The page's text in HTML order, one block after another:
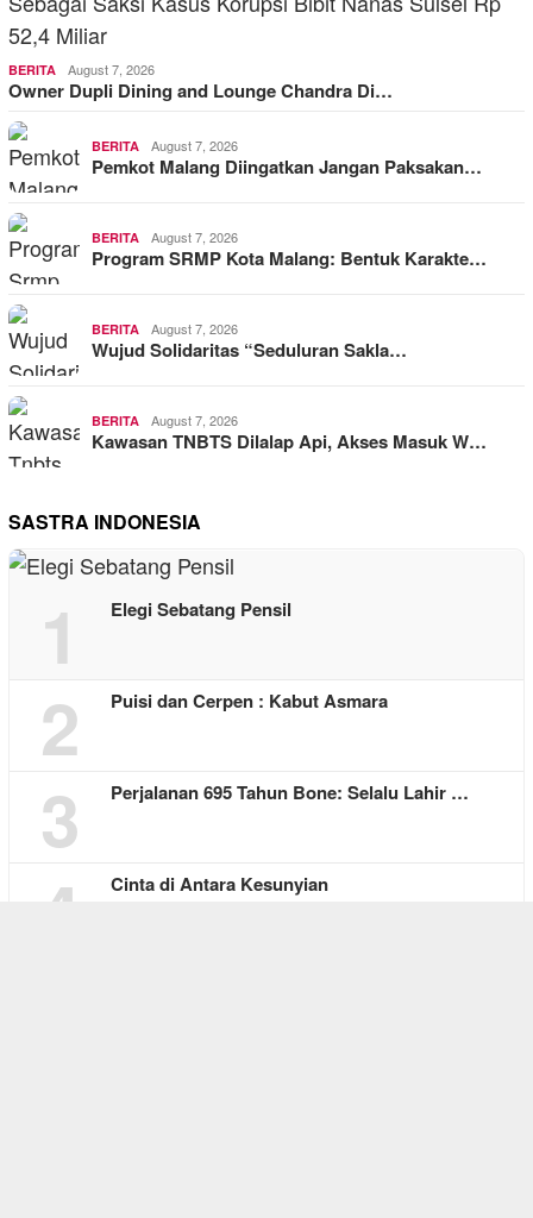
BERITA August 7, 2026
Owner Dupli Dining and Lounge Chandra Di…
BERITA August 7, 2026
Pemkot Malang Diingatkan Jangan Paksakan…
BERITA August 7, 2026
Program SRMP Kota Malang: Bentuk Karakte…
BERITA August 7, 2026
Wujud Solidaritas “Seduluran Sakla…
BERITA August 7, 2026
Kawasan TNBTS Dilalap Api, Akses Masuk W…
SASTRA INDONESIA
1 Elegi Sebatang Pensil
2 Puisi dan Cerpen : Kabut Asmara
3 Perjalanan 695 Tahun Bone: Selalu Lahir …
4 Cinta di Antara Kesunyian